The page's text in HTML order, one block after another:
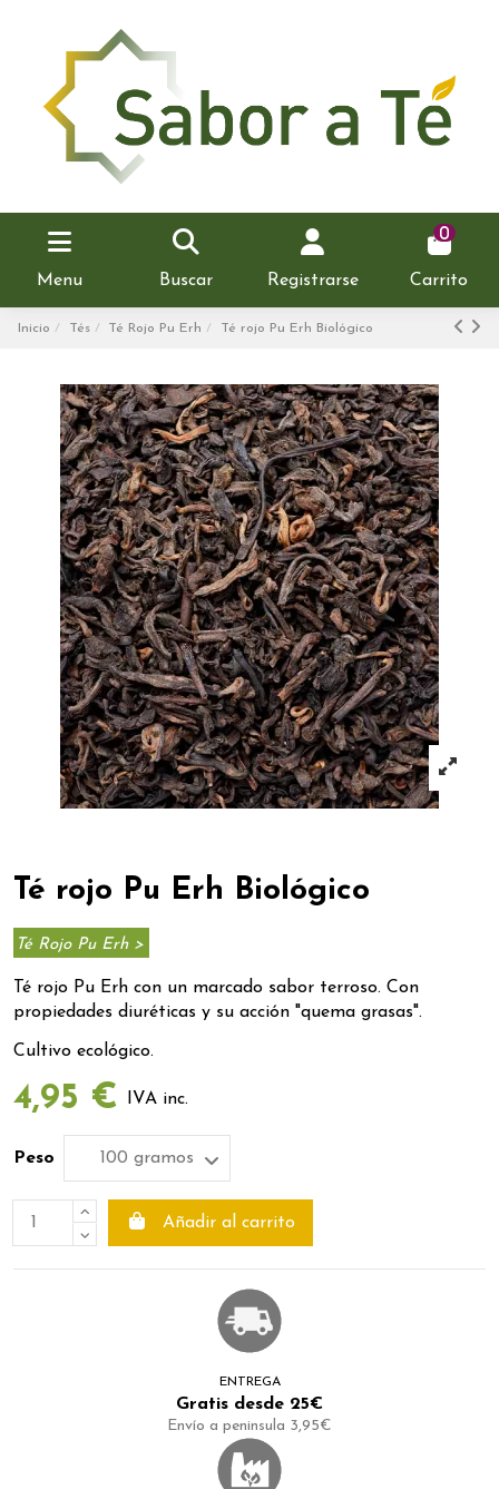
Menu Buscar Registrarse
0
Carrito
Inicio Tés Té Rojo Pu Erh Té rojo Pu Erh Biológico
Té rojo Pu Erh Biológico
Té Rojo Pu Erh >
Té rojo Pu Erh con un marcado sabor terroso. Con
propiedades diuréticas y su acción "quema grasas".
Cultivo ecológico.
4,95 € IVA inc.
Peso
Añadir al carrito
ENTREGA
Gratis desde 25€
Envío a peninsula 3,95€